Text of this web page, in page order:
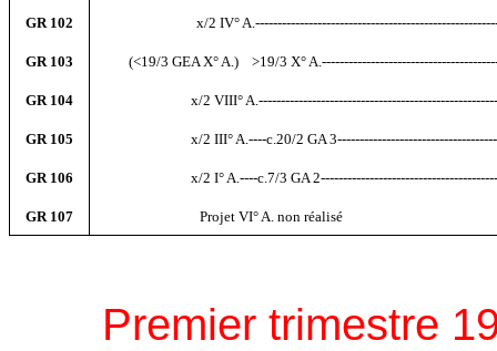
GR 102 --------x/2 ---------x/2 IV°
GR 103 -------(<19/3 GEA X° A.) --->19/3 X°
GR 104 ---------------------x/2 VIII°
GR 105 ---------------------x/2 III° A.----c.20/2 GA
GR 106 ---------------------x/2 I° A.----c.7/3 GA
GR 107 -----------------------Projet VI° A. non réalisé
Premier trimestre